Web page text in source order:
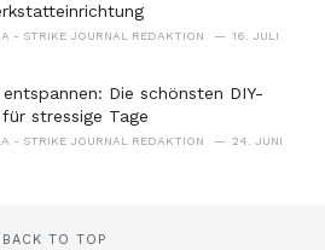
- STRIKE JOURNAL REDAKTION
16. JULI
Die schönsten DIY-
stressige Tage
- STRIKE JOURNAL REDAKTION
24. JUNI
BACK TO TOP